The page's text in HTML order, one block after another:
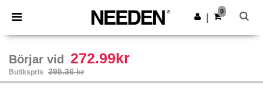
× Needen-app
Bättre priser i appen!
Hämta app
0
Börjar vid 272.99kr
Butikspris 395.36 kr